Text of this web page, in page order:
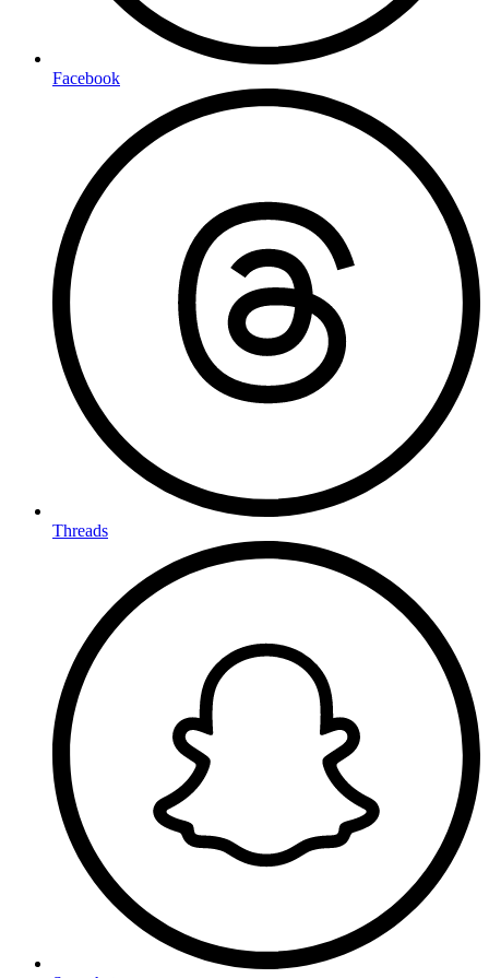
Facebook
Threads